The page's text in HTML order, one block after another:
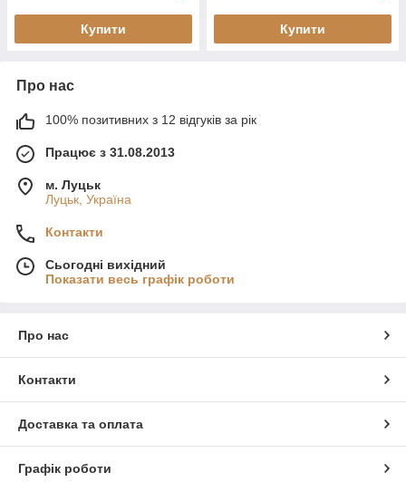
Купити Купити
Про нас
100% позитивних з 12 відгуків за рік
Працює з 31.08.2013
м. Луцьк
Луцьк, Україна
Контакти
Сьогодні вихідний
Показати весь графік роботи
Про нас
Контакти
Доставка та оплата
Графік роботи